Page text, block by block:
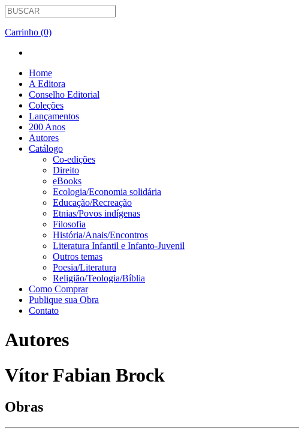
Carrinho (0)
Home
A Editora
Conselho Editorial
Coleções
Lançamentos
200 Anos
Autores
Catálogo
Co-edições
Direito
eBooks
Ecologia/Economia solidária
Educação/Recreação
Etnias/Povos indígenas
Filosofia
História/Anais/Encontros
Literatura Infantil e Infanto-Juvenil
Outros temas
Poesia/Literatura
Religião/Teologia/Bíblia
Como Comprar
Publique sua Obra
Contato
Autores
Vítor Fabian Brock
Obras